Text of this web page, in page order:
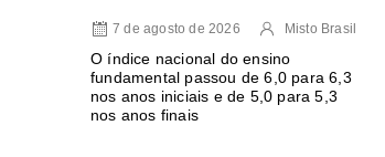
7 de agosto de 2026 Misto Brasil
O índice nacional do ensino
fundamental passou de 6,0 para 6,3
nos anos iniciais e de 5,0 para 5,3
nos anos finais